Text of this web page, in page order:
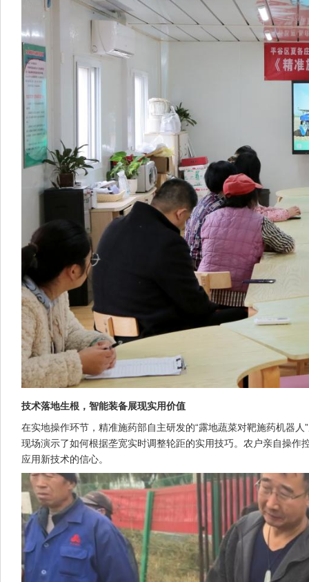
技术落地生根，智能装备展现实用价值
在实地操作环节，精准施药部自主研发的“露地蔬菜对靶施药机器
现场演示了如何根据垄宽实时调整轮距的实用技巧。农户亲自操作
应用新技术的信心。